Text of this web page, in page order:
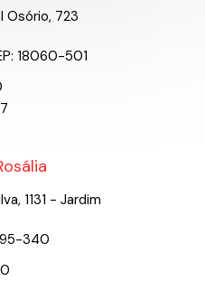
Osório, 723
18060-501
1131 - Jardim
340